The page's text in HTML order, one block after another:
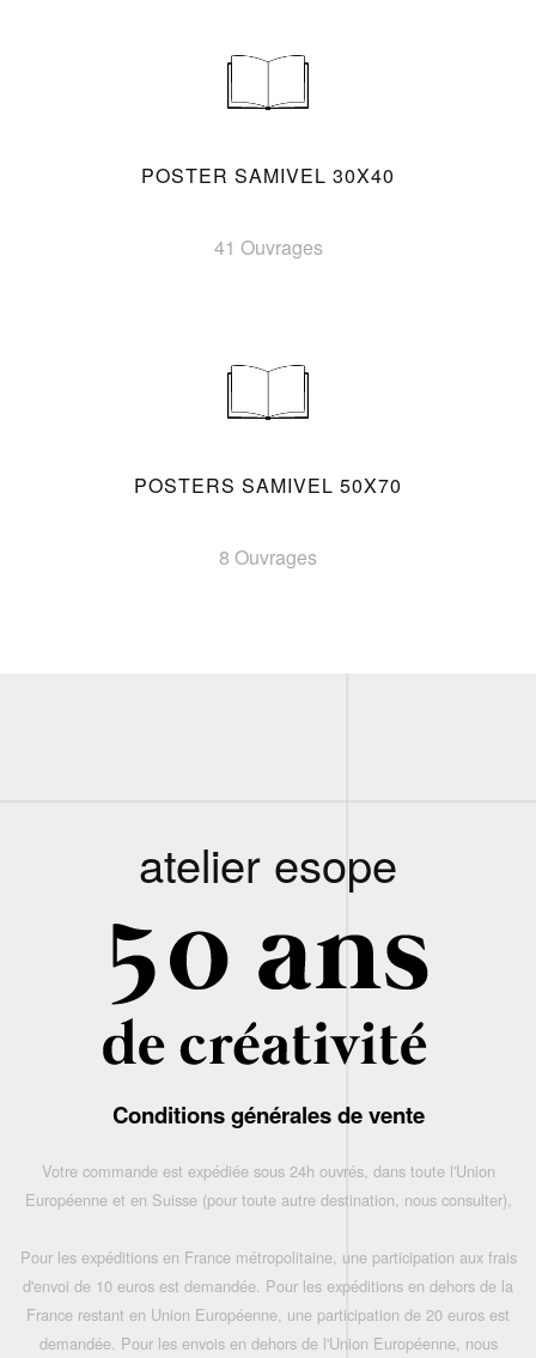
POSTER SAMIVEL 30X40
41 Ouvrages
POSTERS SAMIVEL 50X70
8 Ouvrages
atelier esope
Conditions générales de vente
Votre commande est expédiée sous 24h ouvrés, dans toute l'Union
Européenne et en Suisse (pour toute autre destination, nous consulter),
Pour les expéditions en France métropolitaine, une participation aux frais
d'envoi de 10 euros est demandée. Pour les expéditions en dehors de la
France restant en Union Européenne, une participation de 20 euros est
demandée. Pour les envois en dehors de l'Union Européenne, nous